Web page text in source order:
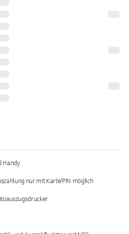
Handy
nur mit Karte/PIN möglich